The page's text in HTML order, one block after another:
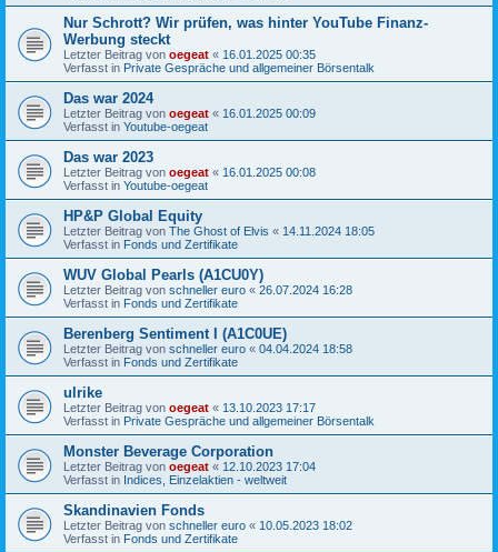
Nur Schrott? Wir prüfen, was hinter YouTube Finanz-
Werbung steckt
Letzter Beitrag von oegeat « 16.01.2025 00:35
Verfasst in Private Gespräche und allgemeiner Börsentalk
Das war 2024
Letzter Beitrag von oegeat « 16.01.2025 00:09
Verfasst in Youtube-oegeat
Das war 2023
Letzter Beitrag von oegeat « 16.01.2025 00:08
Verfasst in Youtube-oegeat
HP&P Global Equity
Letzter Beitrag von The Ghost of Elvis « 14.11.2024 18:05
Verfasst in Fonds und Zertifikate
WUV Global Pearls (A1CU0Y)
Letzter Beitrag von schneller euro « 26.07.2024 16:28
Verfasst in Fonds und Zertifikate
Berenberg Sentiment I (A1C0UE)
Letzter Beitrag von schneller euro « 04.04.2024 18:58
Verfasst in Fonds und Zertifikate
ulrike
Letzter Beitrag von oegeat « 13.10.2023 17:17
Verfasst in Private Gespräche und allgemeiner Börsentalk
Monster Beverage Corporation
Letzter Beitrag von oegeat « 12.10.2023 17:04
Verfasst in Indices, Einzelaktien - weltweit
Skandinavien Fonds
Letzter Beitrag von schneller euro « 10.05.2023 18:02
Verfasst in Fonds und Zertifikate